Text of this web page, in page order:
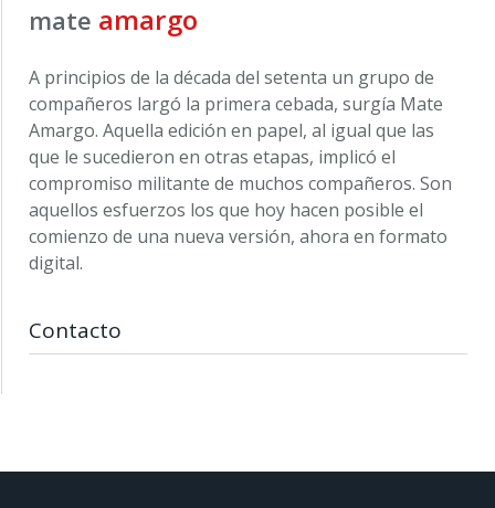
mate amargo
A principios de la década del setenta un grupo de
compañeros largó la primera cebada, surgía Mate
Amargo. Aquella edición en papel, al igual que las
que le sucedieron en otras etapas, implicó el
compromiso militante de muchos compañeros. Son
aquellos esfuerzos los que hoy hacen posible el
comienzo de una nueva versión, ahora en formato
digital.
Contacto